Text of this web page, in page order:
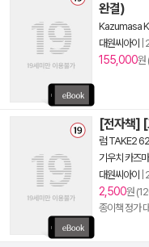
완결)
Kazumasa
대원씨아이
155,000원
[전자책]
럼 TAKE2 62
기우치 카즈
대원씨아이
2,500원
종이책 정가